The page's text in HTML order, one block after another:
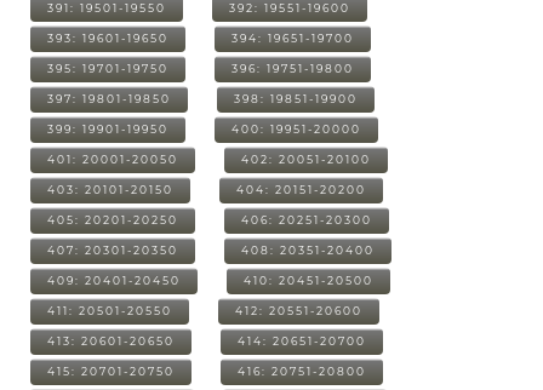
391: 19501-19550 392: 19551-19600
393: 19601-19650 394: 19651-19700
395: 19701-19750 396: 19751-19800
397: 19801-19850 398: 19851-19900
399: 19901-19950 400: 19951-20000
401: 20001-20050 402: 20051-20100
403: 20101-20150 404: 20151-20200
405: 20201-20250 406: 20251-20300
407: 20301-20350 408: 20351-20400
409: 20401-20450 410: 20451-20500
411: 20501-20550 412: 20551-20600
413: 20601-20650 414: 20651-20700
415: 20701-20750 416: 20751-20800